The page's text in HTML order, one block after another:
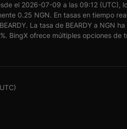
el 2026-07-09 a las 09:12 (UTC),
0.25 NGN. En tasas en tiempo
La tasa de BEARDY a NGN ha
BingX ofrece múltiples opciones de